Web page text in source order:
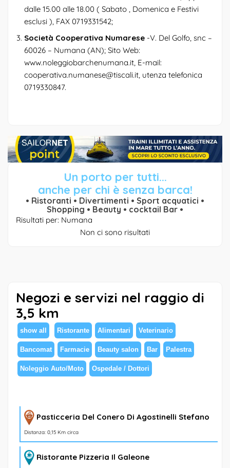
dalle 15.00 alle 18.00 ( Sabato , Domenica e Festivi
esclusi ), FAX 0719331542;
Società Cooperativa Numarese -V. Del Golfo, snc –
60026 – Numana (AN); Sito Web:
www.noleggiobarchenumana.it, E-mail:
cooperativa.numanese@tiscali.it, utenza telefonica
0719330847.
Un porto per tutti...
anche per chi è senza barca!
• Ristoranti • Divertimenti • Sport acquatici •
Shopping • Beauty • cocktail Bar •
Risultati per: Numana
Non ci sono risultati
Negozi e servizi nel raggio di
3,5 km
show all Ristorante Alimentari Veterinario
Bancomat Farmacie Beauty salon Bar Palestra
Noleggio Auto/Moto Ospedale / Dottori
Pasticceria Del Conero Di Agostinelli Stefano
Distanza: 0,15 Km circa
Ristorante Pizzeria Il Galeone